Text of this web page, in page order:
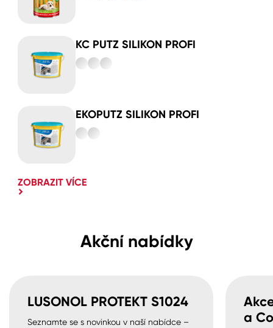
KC PUTZ SILIKON PROFI
EKOPUTZ SILIKON PROFI
ZOBRAZIT VÍCE
Akční nabídky
LUSONOL PROTEKT S1024
Seznamte se s novinkou v naší nabídce –
a